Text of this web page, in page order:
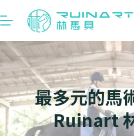
最多元的馬
Ruinart